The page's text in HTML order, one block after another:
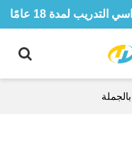
لمدة 18 عامًا